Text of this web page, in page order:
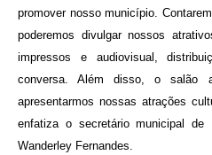
promover nosso município.
poderemos divulgar nossos
impressos e audiovisual,
conversa. Além disso, o salão
apresentarmos nossas atrações
enfatiza o secretário municipal de
Wanderley Fernandes.